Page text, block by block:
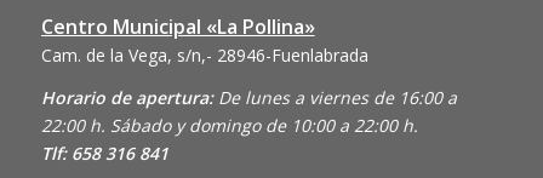
Centro Municipal «La Pollina»
Cam. de la Vega, s/n,- 28946-Fuenlabrada
Horario de apertura: De lunes a viernes de 16:00 a
22:00 h. Sábado y domingo de 10:00 a 22:00 h.
Tlf: 658 316 841